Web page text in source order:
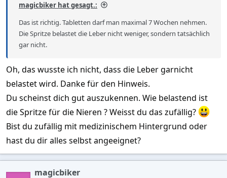
magicbiker hat gesagt.:
Das ist richtig. Tabletten darf man maximal 7 Wochen nehmen.
Die Spritze belastet die Leber nicht weniger, sondern tatsächlich
gar nicht.
Oh, das wusste ich nicht, dass die Leber garnicht
belastet wird. Danke für den Hinweis.
Du scheinst dich gut auszukennen. Wie belastend ist
die Spritze für die Nieren ? Weisst du das zufällig?
Bist du zufällig mit medizinischem Hintergrund oder
hast du dir alles selbst angeeignet?
magicbiker